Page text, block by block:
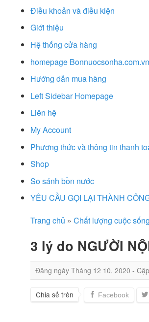
Điều khoản và điều kiện
Giới thiệu
Hệ thống cửa hàng
homepage Bonnuocsonha.com.vn
Hướng dẫn mua hàng
Left Sidebar Homepage
Liên hệ
My Account
Phương thức và thông tin thanh
Shop
So sánh bồn nước
YÊU CẦU GỌI LẠI THÀNH
Trang chủ » Chất lượng cuộc sống
3 lý do NGƯỜI
Đăng ngày Tháng 12 10, 2020 -
Chia sẻ trên